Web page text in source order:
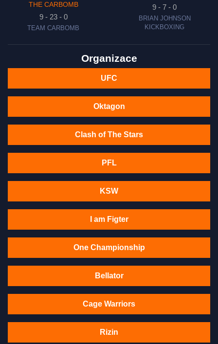
THE CARBOMB
9 - 23 - 0
TEAM CARBOMB
9 - 7 - 0
BRIAN JOHNSON
KICKBOXING
Organizace
UFC
Oktagon
Clash of The Stars
PFL
KSW
I am Figter
One Championship
Bellator
Cage Warriors
Rizin